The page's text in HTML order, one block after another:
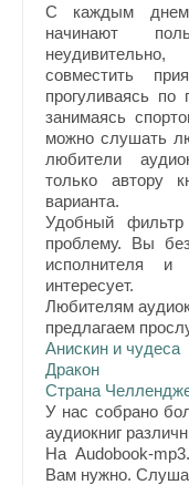
С каждым днем
начинают
совместить
прогуливаясь
занимаясь
можно слушать
любители
только автору
варианта.
Удобный
проблему. Вы
исполнителя и
интересует.
Любителям
предлагаем
Анискин и чудеса
Дракон
Страна
У нас собрано
аудиокниг
На Audobook-
Вам нужно.